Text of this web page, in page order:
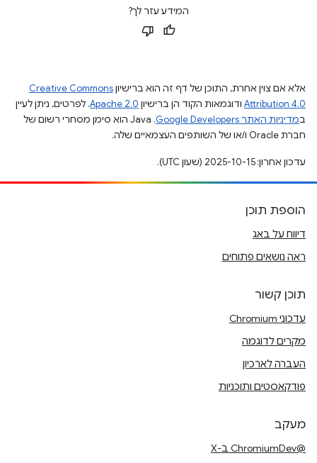
המידע עזר לך?
אלא אם צוין אחרת, התוכן של דף זה הוא ברישיוןCreative Commons
Attribution 4.0 ודוגמאות הקוד הן ברישיון Apache 2.0. לפרטים, ניתן לעיין
במדיניות האתר Google Developers‏
.‏ Java הוא סימן מסחרי רשום של
חברת Oracle ו/או של השותפים העצמאיים שלה.
עדכון אחרון: 2025-10-15 (שעון UTC).
הוספת תוכן
דיווח על באג
ראה נושאים פתוחים
תוכן קשור
עדכוני Chromium
מקרים לדוגמה
העברה לארכיון
פודקאסטים ותוכניות
מעקב
@ChromiumDev ב-X